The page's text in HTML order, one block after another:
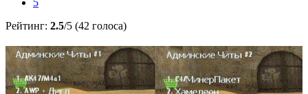
Рейтинг: 2.5/5 (42 голоса)